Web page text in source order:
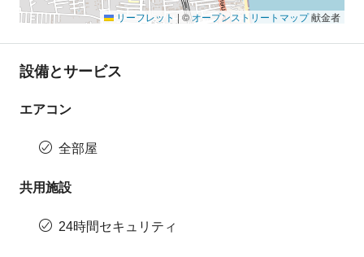
リーフレット | ©オープンストリートマップ献金者
設備とサービス
エアコン
全部屋
共用施設
24時間セキュリティ